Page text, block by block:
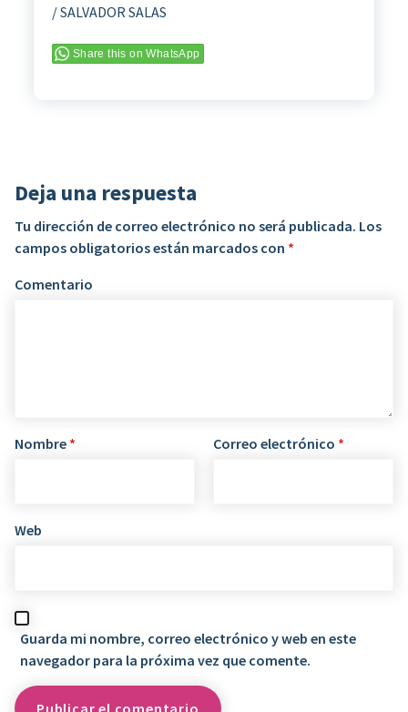
/ SALVADOR SALAS
Share this on WhatsApp
Deja una respuesta
Tu dirección de correo electrónico no será publicada. Los
campos obligatorios están marcados con *
Comentario
Nombre * Correo electrónico *
Web
Guarda mi nombre, correo electrónico y web en este
navegador para la próxima vez que comente.